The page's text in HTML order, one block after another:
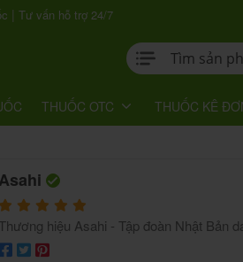
| Tư vấn hỗ trợ 24/7
THUỐC OTC THUỐC KÊ
Asahi
Thương hiệu Asahi - Tập đoàn Nhật Bản